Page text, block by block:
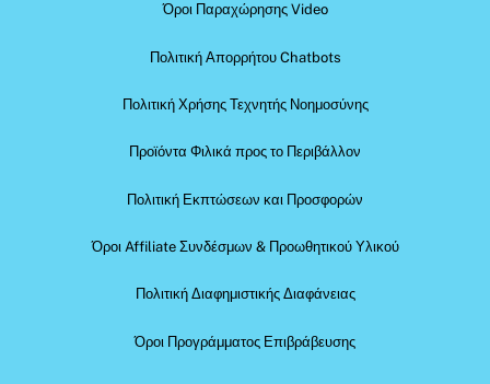
Όροι Παραχώρησης Video
Πολιτική Απορρήτου Chatbots
Πολιτική Χρήσης Τεχνητής Νοημοσύνης
Προϊόντα Φιλικά προς το Περιβάλλον
Πολιτική Εκπτώσεων και Προσφορών
Όροι Affiliate Συνδέσμων & Προωθητικού Υλικού
Πολιτική Διαφημιστικής Διαφάνειας
Όροι Προγράμματος Επιβράβευσης